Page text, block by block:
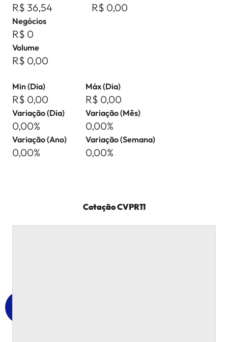
R$ 36,54 R$ 0,00
Negócios
R$ 0
Volume
R$ 0,00
Min (Dia)
R$ 0,00
Máx (Dia)
R$ 0,00
Variação (Dia)
0,00%
Variação (Mês)
0,00%
Variação (Ano)
0,00%
Variação (Semana)
0,00%
CotaçãoCVPR11